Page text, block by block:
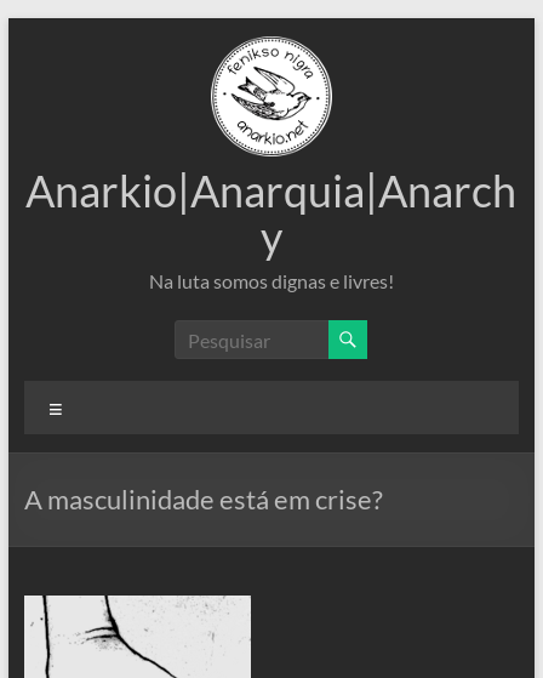
Anarkio|Anarquia|Anarch
y
Na luta somos dignas e livres!
A masculinidade está em crise?